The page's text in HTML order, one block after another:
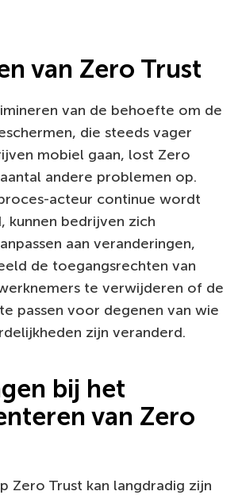
van Zero Trust
van de behoefte om de
die steeds vager
mobiel gaan, lost Zero
andere problemen op.
acteur continue wordt
kunnen bedrijven zich
aan veranderingen,
de toegangsrechten van
te verwijderen of de
passen voor degenen van wie
zijn veranderd.
bij het
van Zero
Zero Trust kan langdradig zijn